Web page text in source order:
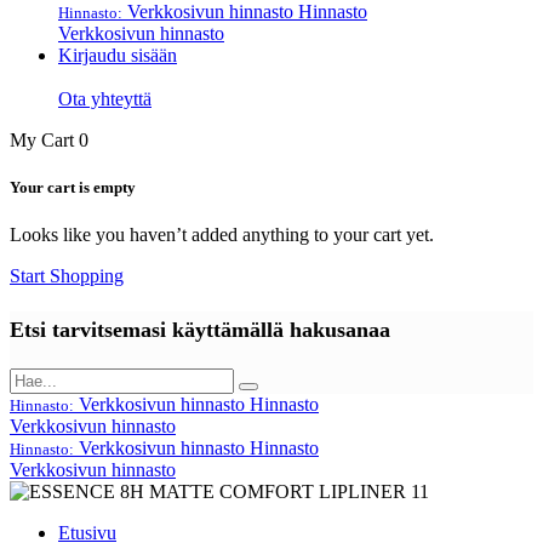
Hinnasto: Verkkosivun hinnasto Hinnasto
Verkkosivun hinnasto
Kirjaudu sisään
Ota yhteyttä
My Cart 0
Your cart is empty
Looks like you haven’t added anything to your cart yet.
Start Shopping
Etsi tarvitsemasi käyttämällä hakusanaa
Hinnasto: Verkkosivun hinnasto Hinnasto
Verkkosivun hinnasto
Hinnasto: Verkkosivun hinnasto Hinnasto
Verkkosivun hinnasto
Etusivu